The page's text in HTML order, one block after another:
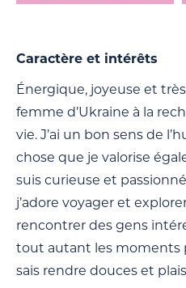
Caractère et intérêts
Énergique, joyeuse et
femme d’Ukraine à la
vie. J’ai un bon sens de
chose que je valorise
suis curieuse et
j’adore voyager et
rencontrer des gens
tout autant les moments
sais rendre douces et